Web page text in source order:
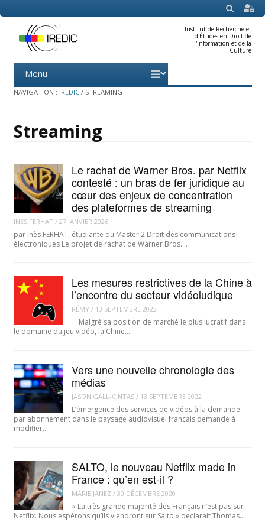
SEARCH
Institut de Recherche et
d'Études en Droit de
l'Information et de la
Culture
Menu
content
NAVIGATION : IREDIC / STREAMING
Streaming
Le rachat de Warner Bros. par Netflix
contesté : un bras de fer juridique au
cœur des enjeux de concentration
des plateformes de streaming
INES FERHAT / 27 JANVIER 2026
par Inès FERHAT, étudiante du Master 2 Droit des communications
électroniques Le projet de rachat de Warner Bros.…
Les mesures restrictives de la Chine à
l’encontre du secteur vidéoludique
RÉMY / 13 SEPTEMBRE 2022
Malgré sa position de marché le plus lucratif dans
le domaine du jeu vidéo, la Chine…
Vers une nouvelle chronologie des
médias
JASON GALL-CINTAS/ 13 SEPTEMBRE 2022
L’émergence des services de vidéos à la demande
par abonnement dans le paysage audiovisuel français demande à
modifier…
SALTO, le nouveau Netflix made in
France : qu’en est-il ?
MARIE JANEZ/ 30 DÉCEMBRE 2020
« La très grande majorité des Français n’est pas sur
Netflix. Nous espérons qu’ils viendront sur Salto » déclarait Thomas…